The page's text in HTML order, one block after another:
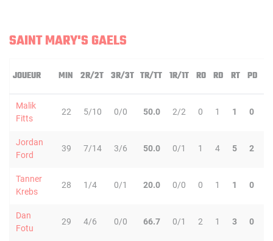
SAINT MARY'S GAELS
JOUEUR MIN 2R/2T 3R/3T TR/TT 1R/1T RO RD RT PD
Malik
Fitts
22 5/10 0/0 50.0 2/2 0 1 1 0
Jordan
Ford
39 7/14 3/6 50.0 0/1 1 4 5 2
Tanner
Krebs
28 1/4 0/1 20.0 0/0 0 1 1 0
Dan
Fotu
29 4/6 0/0 66.7 0/1 2 1 3 0